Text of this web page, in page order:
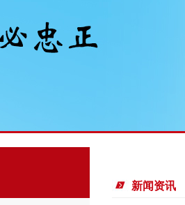
新闻资讯